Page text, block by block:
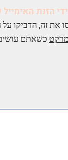
הזנת
את זה, הדביקו